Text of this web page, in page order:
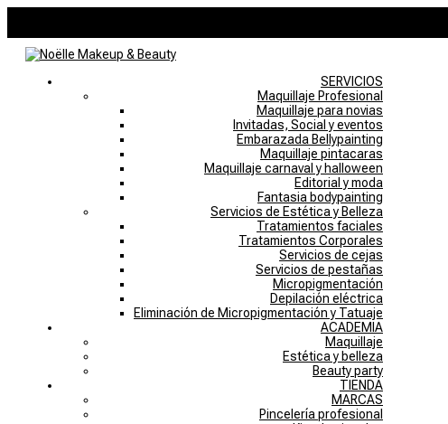
SERVICIOS
Maquillaje Profesional
Maquillaje para novias
Invitadas, Social y eventos
Embarazada Bellypainting
Maquillaje pintacaras
Maquillaje carnaval y halloween
Editorial y moda
Fantasia bodypainting
Servicios de Estética y Belleza
Tratamientos faciales
Tratamientos Corporales
Servicios de cejas
Servicios de pestañas
Micropigmentación
Depilación eléctrica
Eliminación de Micropigmentación y Tatuaje
ACADEMIA
Maquillaje
Estética y belleza
Beauty party
TIENDA
MARCAS
Pincelería profesional